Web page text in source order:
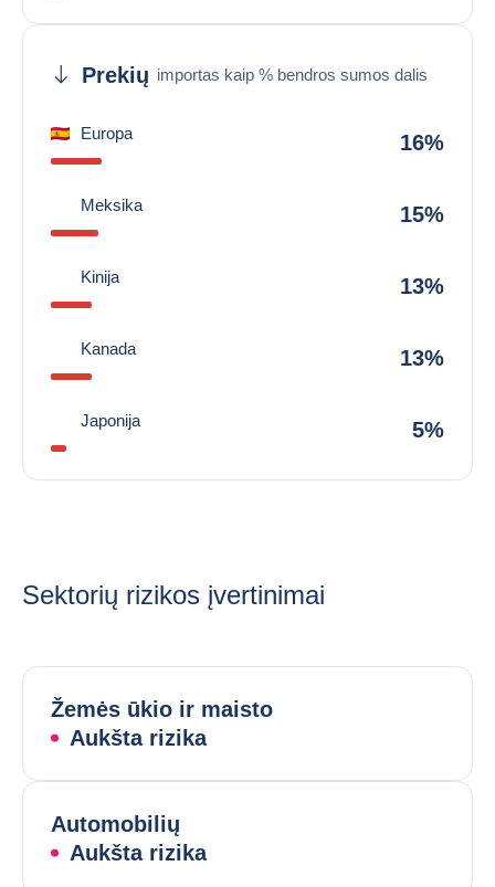
Prekių importas kaip % bendros sumos dalis
Europa 16%
Meksika 15%
Kinija 13%
Kanada 13%
Japonija 5%
Sektorių rizikos įvertinimai
Žemės ūkio ir maisto
Aukšta rizika
Automobilių
Aukšta rizika